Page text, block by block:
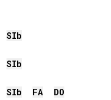
SIb
SIb
SIb FA
DO